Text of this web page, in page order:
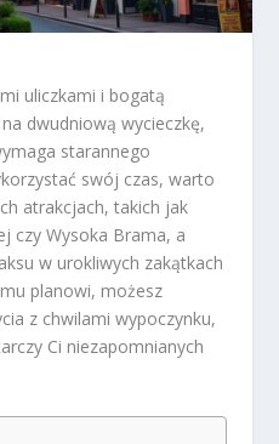
uliczkami i bogatą
dwudniową wycieczkę,
starannego
swój czas, warto
atrakcjach, takich jak
czy Wysoka Brama, a
w urokliwych zakątkach
planowi, możesz
z chwilami wypoczynku,
Ci niezapomnianych